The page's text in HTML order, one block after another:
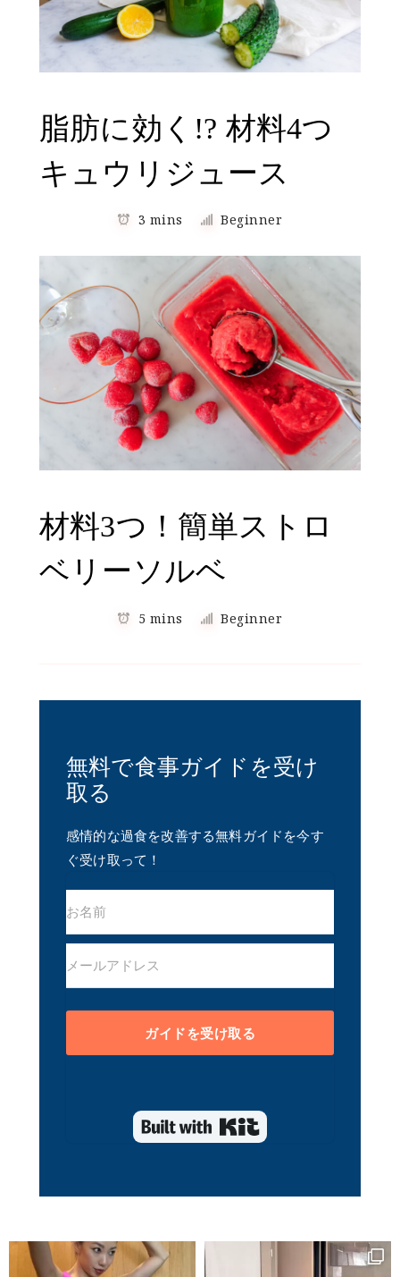
脂肪に効く!? 材料4つ
キュウリジュース
3 mins Beginner
材料3つ！簡単ストロ
ベリーソルベ
5 mins Beginner
無料で食事ガイドを受け
取る
感情的な過食を改善する無料ガイドを今す
ぐ受け取って！
ガイドを受け取る